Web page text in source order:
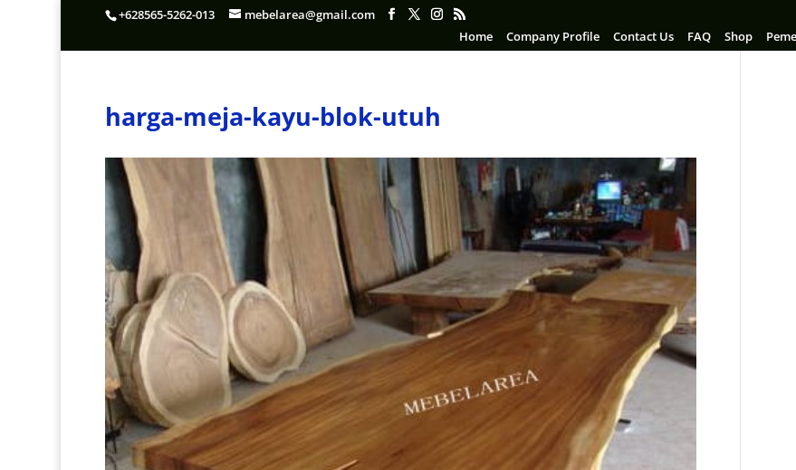
+628565-5262-013
mebelarea@gmail.com
Home
Company Profile Contact Us FAQ Shop
harga-meja-kayu-blok-utuh